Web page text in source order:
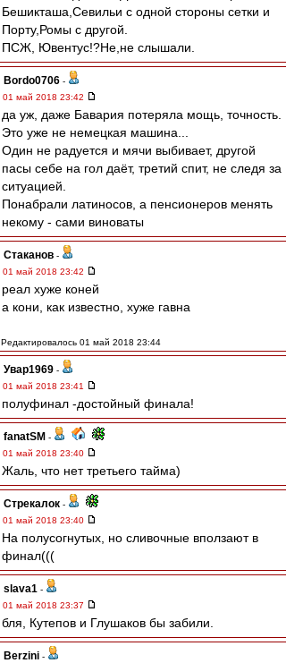
Бешикташа,Севильи с одной стороны сетки и
Порту,Ромы с другой.
ПСЖ, Ювентус!?Не,не слышали.
Bordo0706 -
01 май 2018 23:42
да уж, даже Бавария потеряла мощь, точность.
Это уже не немецкая машина...
Один не радуется и мячи выбивает, другой
пасы себе на гол даёт, третий спит, не следя за
ситуацией.
Понабрали латиносов, а пенсионеров менять
некому - сами виноваты
Cтаканов -
01 май 2018 23:42
реал хуже коней
а кони, как известно, хуже гавна
Редактировалось 01 май 2018 23:44
Увар1969 -
01 май 2018 23:41
полуфинал -достойный финала!
fanatSM -
01 май 2018 23:40
Жаль, что нет третьего тайма)
Стрекалок -
01 май 2018 23:40
На полусогнутых, но сливочные вползают в
финал(((
slava1 -
01 май 2018 23:37
бля, Кутепов и Глушаков бы забили.
Berzini -